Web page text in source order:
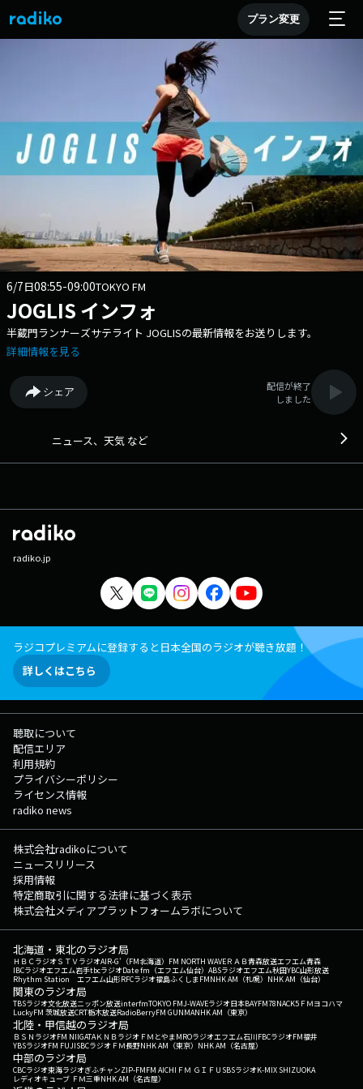
プラン変更
6/7日08:55-09:00TOKYO FM
JOGLIS インフォ
半蔵門ランナーズサテライト JOGLISの最新情報をお送りします。
詳細情報を見る
シェア
配信が終了
しました
ニュース、天気 など
radiko.jp
ラジコプレミアムに登録すると日本全国のラジオが聴き放題！
詳しくはこちら
聴取について
配信エリア
利用規約
プライバシーポリシー
ライセンス情報
radiko news
株式会社radikoについて
ニュースリリース
採用情報
特定商取引に関する法律に基づく表示
株式会社メディアプラットフォームラボについて
北海道・東北のラジオ局
ＨＢＣラジオＳＴＶラジオAIR-G'（FM北海道） FM NORTH WAVEＲＡＢ青森放送エフエム青森
IBCラジオエフエム岩手tbcラジオDate fm（エフエム仙台） ABSラジオエフエム秋田YBC山形放送
Rhythm Station エフエム山形RFCラジオ福島ふくしまFMNHK AM（札幌） NHK AM（仙台）
関東のラジオ局
TBSラジオ文化放送ニッポン放送interfmTOKYO FMJ-WAVEラジオ日本BAYFM78NACK5 ＦＭヨコハマ
LuckyFM 茨城放送CRT栃木放送RadioBerryFM GUNMANHK AM（東京）
北陸・甲信越のラジオ局
ＢＳＮラジオFM NIIGATAＫＮＢラジオ ＦＭとやまMROラジオエフエム石川FBCラジオFM福井
YBSラジオFM FUJISBCラジオ ＦＭ長野NHK AM（東京） NHK AM（名古屋）
中部のラジオ局
CBCラジオ東海ラジオぎふチャンZIP-FMFM AICHI ＦＭ ＧＩＦＵ SBSラジオK-MIX SHIZUOKA
レディオキューブ ＦＭ三重NHK AM（名古屋）